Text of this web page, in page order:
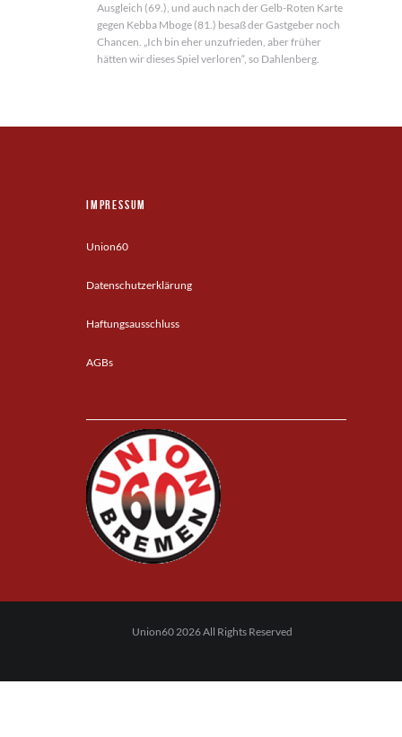
Ausgleich (69.), und auch nach der Gelb-Roten Karte
gegen Kebba Mboge (81.) besaß der Gastgeber noch
Chancen. „Ich bin eher unzufrieden, aber früher
hätten wir dieses Spiel verloren“, so Dahlenberg.
Impressum
Union60
Datenschutzerklärung
Haftungsausschluss
AGBs
Union60 2026 All Rights Reserved